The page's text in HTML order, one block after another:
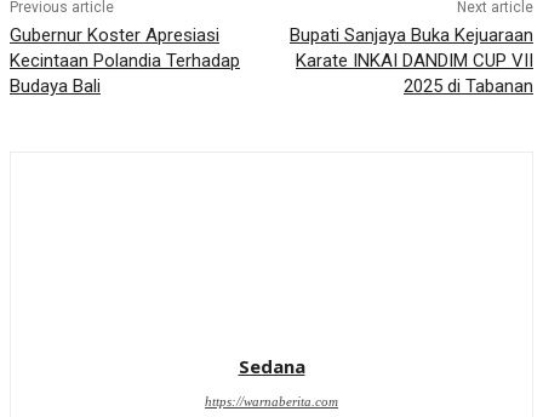
Previous article
Gubernur Koster Apresiasi
Kecintaan Polandia Terhadap
Budaya Bali
Next article
Bupati Sanjaya Buka Kejuaraan
Karate INKAI DANDIM CUP VII
2025 di Tabanan
Sedana
https://warnaberita.com